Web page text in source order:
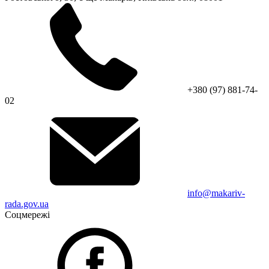
+380 (97) 881-74-
02
info@makariv-
rada.gov.ua
Соцмережі